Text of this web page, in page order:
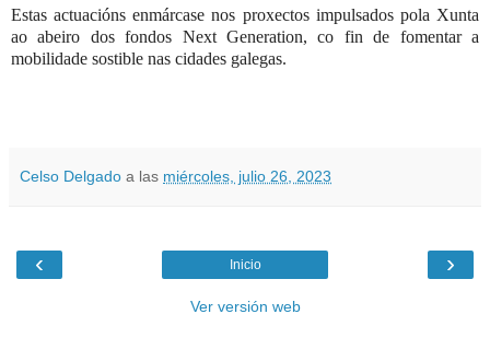
Estas actuacións enmárcase nos proxectos impulsados pola Xunta
ao abeiro dos fondos Next Generation, co fin de fomentar a
mobilidade sostible nas cidades galegas.
Celso Delgado a las miércoles, julio 26, 2023
‹ ›
Inicio
Ver versión web